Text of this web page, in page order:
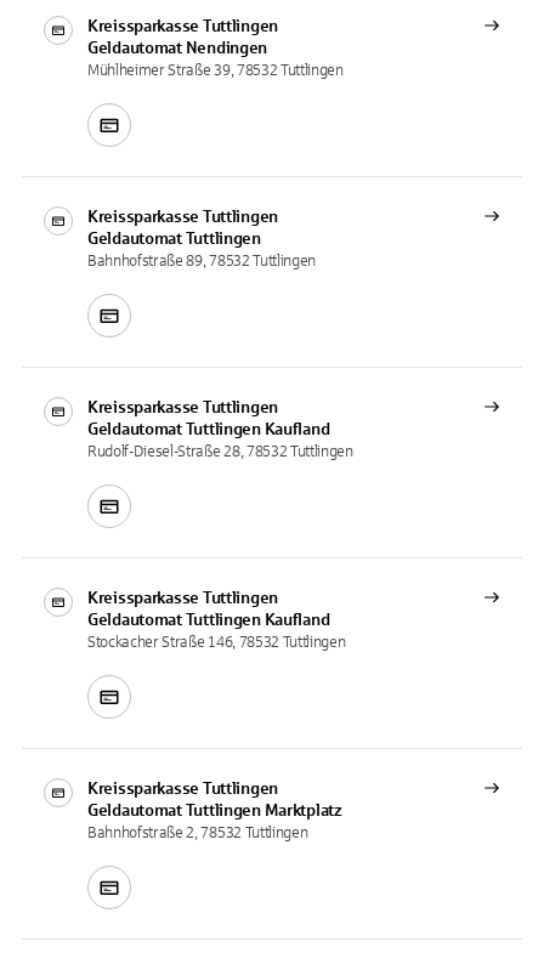
Kreissparkasse Tuttlingen
Geldautomat Nendingen
Mühlheimer Straße 39, 78532 Tuttlingen
Kreissparkasse Tuttlingen
Geldautomat Tuttlingen
Bahnhofstraße 89, 78532 Tuttlingen
Kreissparkasse Tuttlingen
Geldautomat Tuttlingen Kaufland
Rudolf-Diesel-Straße 28, 78532 Tuttlingen
Kreissparkasse Tuttlingen
Geldautomat Tuttlingen Kaufland
Stockacher Straße 146, 78532 Tuttlingen
Kreissparkasse Tuttlingen
Geldautomat Tuttlingen Marktplatz
Bahnhofstraße 2, 78532 Tuttlingen